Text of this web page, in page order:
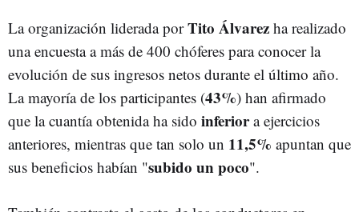
La organización liderada porTito Álvarez ha realizado
una encuesta a más de 400 chóferes para conocer la
evolución de sus ingresos netos durante el último año.
La mayoría de los participantes (43%) han afirmado
que la cuantía obtenida ha sido inferiora ejercicios
anteriores, mientras que tan solo un 11,5% apuntan que
sus beneficios habían "subido un poco".